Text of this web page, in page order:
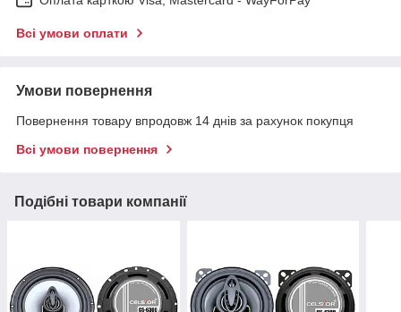
Всі умови оплати
Умови повернення
Повернення товару впродовж 14 днів за рахунок покупця
Всі умови повернення
Подібні товари компанії